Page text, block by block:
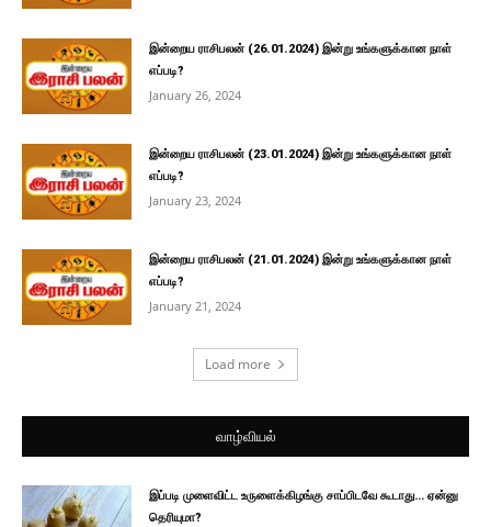
இன்றைய ராசிபலன் (26.01.2024) இன்று உங்களுக்கான நாள்
எப்படி?
January 26, 2024
இன்றைய ராசிபலன் (23.01.2024) இன்று உங்களுக்கான நாள்
எப்படி?
January 23, 2024
இன்றைய ராசிபலன் (21.01.2024) இன்று உங்களுக்கான நாள்
எப்படி?
January 21, 2024
Load more
வாழ்வியல்
இப்படி முளைவிட்ட உருளைக்கிழங்கு சாப்பிடவே கூடாது… ஏன்னு
தெரியுமா?